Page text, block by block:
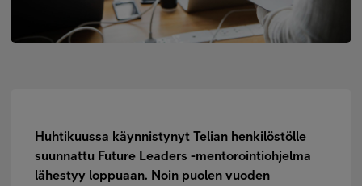
Huhtikuussa käynnistynyt Telian henkilöstölle
suunnattu Future Leaders -mentorointiohjelma
lähestyy loppuaan. Noin puolen vuoden